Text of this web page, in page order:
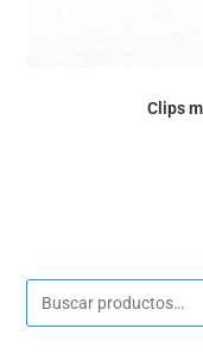
Clips